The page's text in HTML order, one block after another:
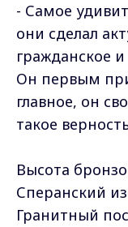
- Самое
они сделал
гражданское
Он первым
главное, он
такое
Высота
Сперанский
Гранитный